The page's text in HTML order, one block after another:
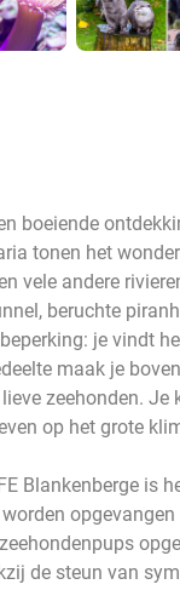
boeiende
tonen het
vele andere
beruchte
je vindt
maak je
zeehonden. Je
op het grote
Blankenberge is
de steun van